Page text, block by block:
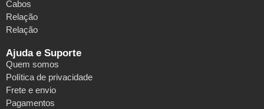
Cabos
Relação
Relação
Ajuda e Suporte
Quem somos
Política de privacidade
Frete e envio
Pagamentos